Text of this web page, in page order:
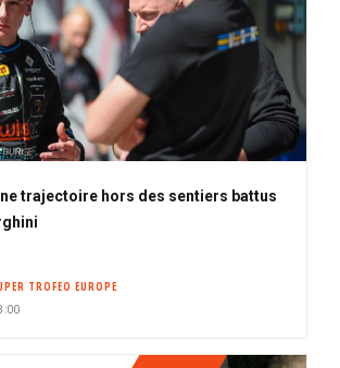
trajectoire hors des sentiers battus
TROFEO EUROPE